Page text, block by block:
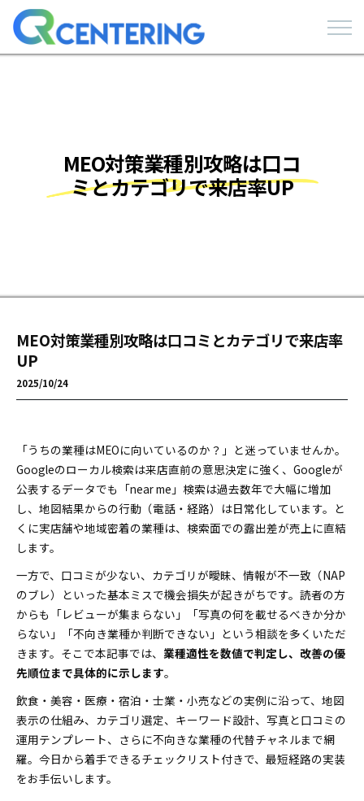
MEO対策業種別攻略は口コ
ミとカテゴリで来店率UP
MEO対策業種別攻略は口コミとカテゴリで来店率
UP
2025/10/24
「うちの業種はMEOに向いているのか？」と迷っていませんか。
Googleのローカル検索は来店直前の意思決定に強く、Googleが
公表するデータでも「near me」検索は過去数年で大幅に増加
し、地図結果からの行動（電話・経路）は日常化しています。と
くに実店舗や地域密着の業種は、検索面での露出差が売上に直結
します。
一方で、口コミが少ない、カテゴリが曖昧、情報が不一致（NAP
のブレ）といった基本ミスで機会損失が起きがちです。読者の方
からも「レビューが集まらない」「写真の何を載せるべきか分か
らない」「不向き業種か判断できない」という相談を多くいただ
きます。そこで本記事では、 業種適性を数値で判定し、改善の優
先順位まで具体的に示します。
飲食・美容・医療・宿泊・士業・小売などの実例に沿って、地図
表示の仕組み、カテゴリ選定、キーワード設計、写真と口コミの
運用テンプレート、さらに不向きな業種の代替チャネルまで網
羅。今日から着手できるチェックリスト付きで、最短経路の実装
をお手伝いします。